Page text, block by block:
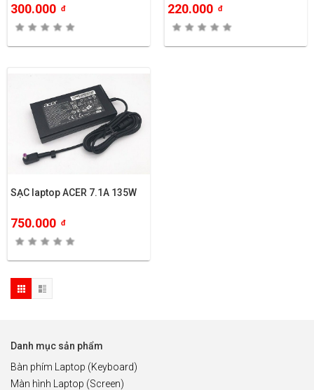
300.000 đ 220.000 đ
SẠC laptop ACER 7.1A 135W
750.000 đ
Danh mục sản phẩm
Bàn phím Laptop (Keyboard)
Màn hình Laptop (Screen)